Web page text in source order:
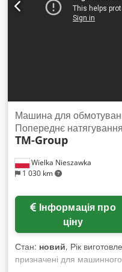
Wielka Nieszawka
1 030 km
Машина для
Попереднє
TM-Group
ціну
Стан: новий, Рік
призначені для